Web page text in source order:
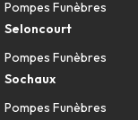
Pompes Funèbres
Seloncourt
Pompes Funèbres
Sochaux
Pompes Funèbres